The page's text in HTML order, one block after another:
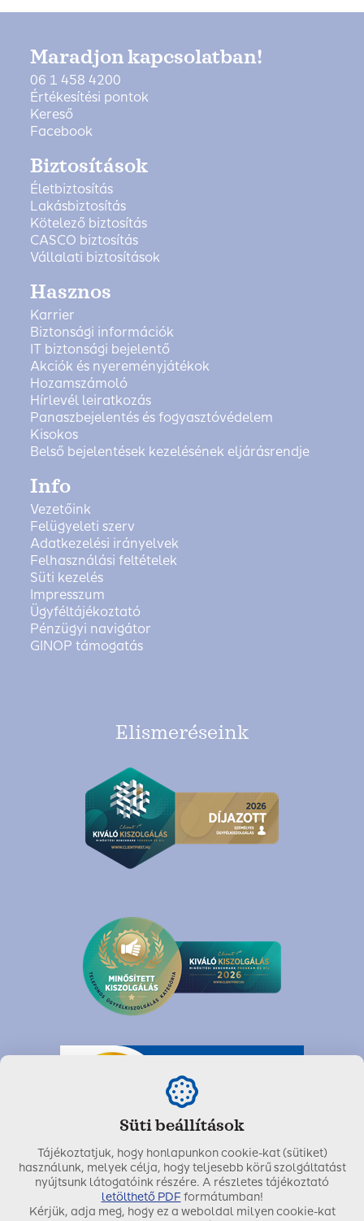
Maradjon kapcsolatban!
06 1 458 4200
Értékesítési pontok
Kereső
Facebook
Biztosítások
Életbiztosítás
Lakásbiztosítás
Kötelező biztosítás
CASCO biztosítás
Vállalati biztosítások
Hasznos
Karrier
Biztonsági információk
IT biztonsági bejelentő
Akciók és nyereményjátékok
Hozamszámoló
Hírlevél leiratkozás
Panaszbejelentés és fogyasztóvédelem
Kisokos
Belső bejelentések kezelésének eljárásrendje
Info
Vezetőink
Felügyeleti szerv
Adatkezelési irányelvek
Felhasználási feltételek
Süti kezelés
Impresszum
Ügyféltájékoztató
Pénzügyi navigátor
GINOP támogatás
Elismeréseink
Süti beállítások
Tájékoztatjuk, hogy honlapunkon cookie-kat (sütiket)
használunk, melyek célja, hogy teljesebb körű szolgáltatást
nyújtsunk látogatóink részére. A részletes tájékoztató
letölthető PDF formátumban!
Kérjük, adja meg, hogy ez a weboldal milyen cookie-kat